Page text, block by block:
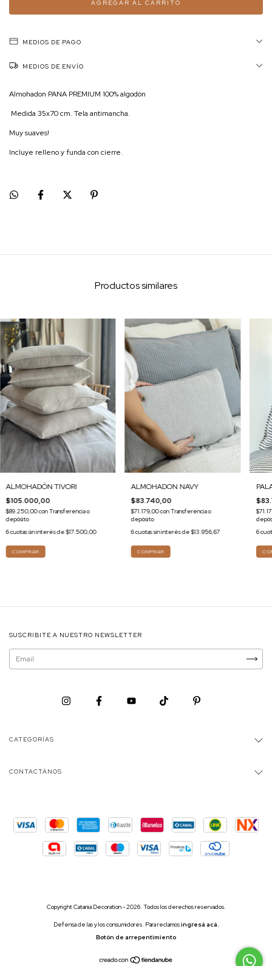
MEDIOS DE PAGO
MEDIOS DE ENVÍO
Almohadon PANA PREMIUM 100% algodón
Medida 35x70 cm. Tela antimancha.
Muy suaves!
Incluye relleno y funda con cierre.
Productos similares
ALMOHADÓN TIVORI
$105.000,00
$89.250,00conTransferencia o
depósito
6cuotas sin interés de$17.500,00
COMPRAR
ALMOHADON NAVY
$83.740,00
$71.179,00conTransferencia o
depósito
6cuotas sin interés de$13.956,67
6
SUSCRIBITE A NUESTRO NEWSLETTER
CATEGORÍAS
CONTACTÁNOS
Copyright Catania Decoration - 2026. Todos los derechos reservados.
Defensa de las y los consumidores. Para reclamosingresá acá.
Botón de arrepentimiento